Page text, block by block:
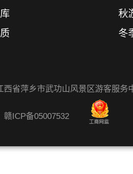
秋
冬
西省萍乡市武功山风景区游客服务
赣ICP备05007532